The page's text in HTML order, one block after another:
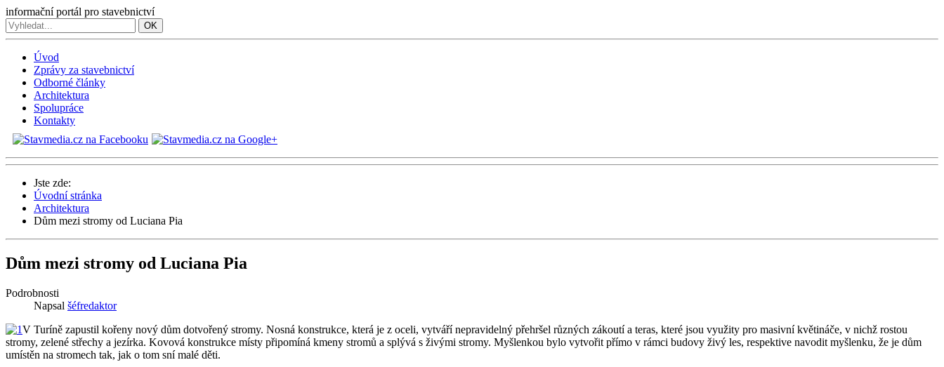
informační portál pro stavebnictví
OK
Úvod
Zprávy za stavebnictví
Odborné články
Architektura
Spolupráce
Kontakty
Jste zde:
Úvodní stránka
Architektura
Dům mezi stromy od Luciana Pia
Dům mezi stromy od Luciana Pia
Podrobnosti
Napsal šéfredaktor
V Turíně zapustil kořeny nový dům dotvořený stromy. Nosná konstrukce, která je z oceli, vytváří nepravidelný přehršel různých zákoutí a teras, které jsou využity pro masivní květináče, v nichž rostou
stromy, zelené střechy a jezírka. Kovová konstrukce místy připomíná kmeny stromů a splývá s živými stromy. Myšlenkou bylo vytvořit přímo v rámci budovy živý les, respektive navodit myšlenku, že je dům
umístěn na stromech tak, jak o tom sní malé děti.